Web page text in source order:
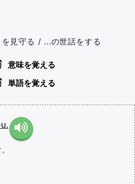
を見守る / ...の世話をする
意味を覚える
単語を覚える